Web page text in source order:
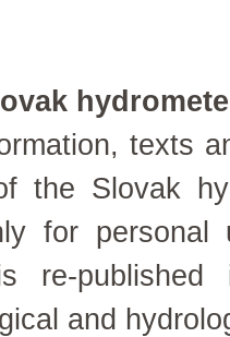
texts
the Slovak
for personal
re-
and